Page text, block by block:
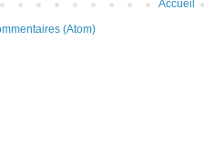
Accueil
(Atom)